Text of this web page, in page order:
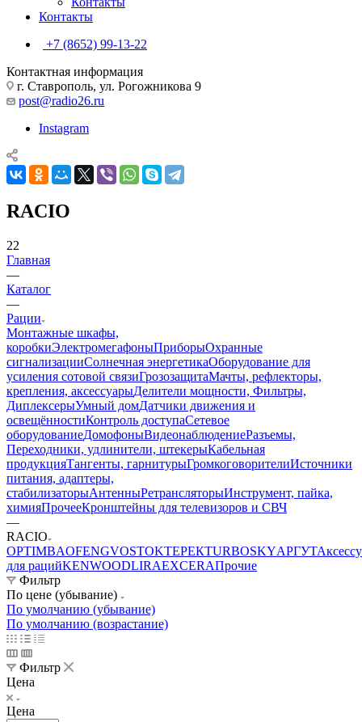
Контакты
+7 (8652) 99-13-22
Контактная информация
г. Ставрополь, ул. Рогожникова 9
post@radio26.ru
Instagram
RACIO
22
Главная
—
Каталог
—
Рации
Монтажные шкафы,
коробкиЭлектромегафоныПриборыОхранные
сигнализацииСолнечная энергетикаОборудование для
усиления сотовой связиГрозозащитаМачты, рефлекторы,
крепления, аксессуарыДелители мощности, Фильтры,
ДиплексерыУмный домДатчики движения и
освещённостиКонтроль доступаСетевое
оборудованиеДомофоныВидеонаблюдениеРазъемы,
Переходники, удлинители, штекерыКабельная
продукцияТангенты, гарнитурыГромкоговорителиИсточники
питания, адаптеры,
стабилизаторыАнтенныРетрансляторыИнструмент, пайка,
химияПрочееКронштейны для телевизоров и СВЧ
—
RACIO
OPTIMBAOFENGVOSTOKТЕРЕКTURBOSKYАРГУТ
для рацийKENWOODLIRAEXCERAПрочие
Фильтр
По цене (убывание)
По умолчанию (убывание)
По умолчанию (возрастание)
Фильтр
Цена
Цена